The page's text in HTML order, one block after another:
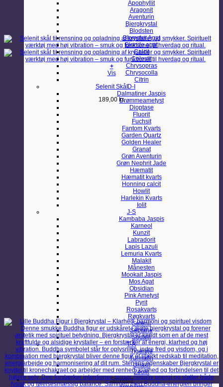
Apophyllit
Aragonit
Aventurin
Bjergkrystal
Blodsten
Blomster Agat
Blonde agat
Calcit
Celestit
Chrysopras
Chrysocolla
Citrin
D-I
Dalmatiner Jaspis
Drømmeametyst
Dioptase
Fluorit
Fuchsit
Fantom Kvarts
Garden Quartz
Golden Healer
Granat
Grøn Aventurin
Grøn Nephrit Jade
Hæmatit
Hæmatit kvarts
Honning calcit
Howlit
Harlekin Kvarts
Iolit
J-S
Kambaba Jaspis
Karneol
Kunzit
Labradorit
Lapis Lazuli
Lemuria Kvarts
Malakit
Månesten
Mookait Jaspis
Mos Agat
Obsidian
Pink Ametyst
Pyrit
Rosakvarts
Røgkvarts
Selenit
Septarie
Sodalit
T-Å
Tigerøje
Turmalin
Unakit
Zeolit
Smykker
+
Vis
Selenit Skål
189,00 kr.